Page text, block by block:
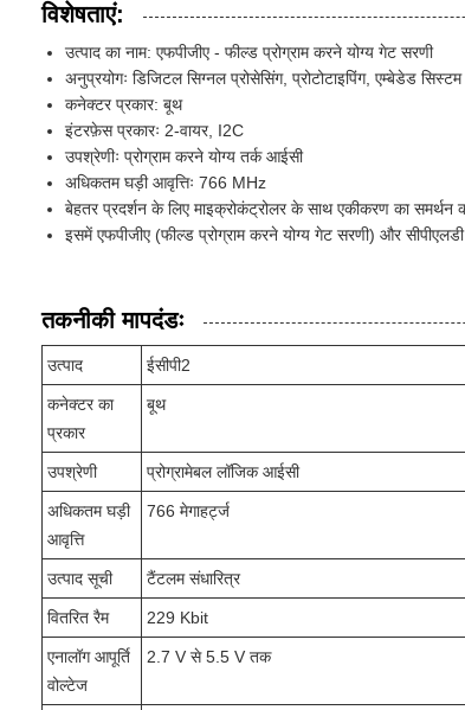
विशेषताएं:
उत्पाद का नाम: एफपीजीए - फील्ड प्रोग्राम करने योग्य गेट सरणी
अनुप्रयोगः डिजिटल सिग्नल प्रोसेसिंग, प्रोटोटाइपिंग, एम्बेडेड सिस्टम
कनेक्टर प्रकार: बूथ
इंटरफ़ेस प्रकारः 2-वायर, I2C
उपश्रेणीः प्रोग्राम करने योग्य तर्क आईसी
अधिकतम घड़ी आवृत्तिः 766 MHz
बेहतर प्रदर्शन के लिए माइक्रोकंट्रोलर के साथ एकीकरण का समर्थन
इसमें एफपीजीए (फील्ड प्रोग्राम करने योग्य गेट सरणी) और
तकनीकी मापदंडः
उत्पाद ईसीपी2
कनेक्टर का
प्रकार
बूथ
उपश्रेणी प्रोग्रामेबल लॉजिक आईसी
अधिकतम घड़ी
आवृत्ति
766 मेगाहर्ट्ज
उत्पाद सूची टैंटलम संधारित्र
वितरित रैम 229 Kbit
एनालॉग आपूर्ति
वोल्टेज
2.7 V से 5.5 V तक